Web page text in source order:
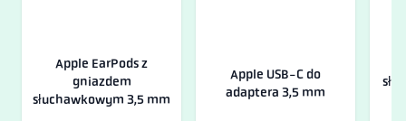
Apple EarPods z
gniazdem
słuchawkowym 3,5 mm
Apple USB-C do
adaptera 3,5 mm